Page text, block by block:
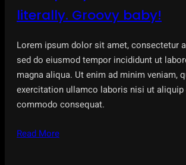
literally. Groovy baby!
Lorem ipsum dolor sit amet, consectetur
sed do eiusmod tempor incididunt ut
magna aliqua. Ut enim ad minim veniam,
exercitation ullamco laboris nisi ut aliquip
commodo consequat.
Read More